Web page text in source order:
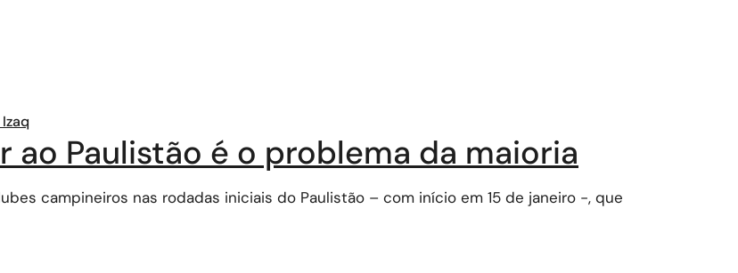
ao Paulistão é o problema da maioria
campineiros nas rodadas iniciais do Paulistão – com início em 15 de janeiro -, que